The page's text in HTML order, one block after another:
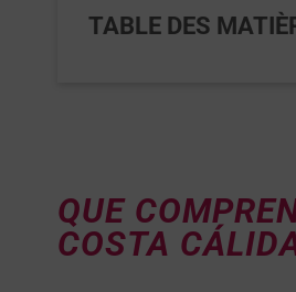
TABLE DES
QUE
COSTA